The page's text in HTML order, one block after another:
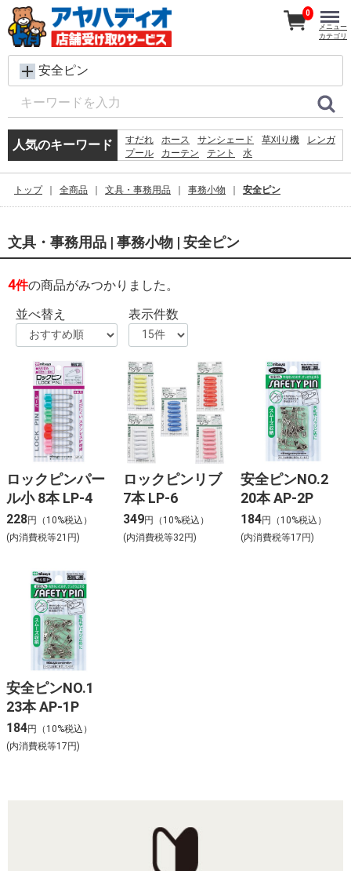
安全ピン
人気のキーワード すだれ ホース サンシェード 草刈り機
レンガ
プール
カーテン テント
水
椅子
砂利 バケツ 飼育ケース 物置
0
メニュー
カテゴリ
トップ 全商品 文具・事務用品 事務小物 安全ピン
文具・事務用品 | 事務小物 | 安全ピン
4件の商品がみつかりました。
並べ替え
表示件数
ロックピンパー
ル小 8本 LP-4
228円（10%税込）
(内消費税等21円)
ロックピンリブ
7本 LP-6
349円（10%税込）
(内消費税等32円)
安全ピンNO.2
20本 AP-2P
184円（10%税込）
(内消費税等17円)
安全ピンNO.1
23本 AP-1P
184円（10%税込）
(内消費税等17円)